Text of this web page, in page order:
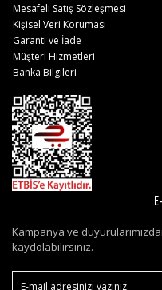
Mesafeli Satış Sözleşmesi
Kişisel Veri Koruması
Garanti ve İade
Müşteri Hizmetleri
Banka Bilgileri
Kampanya ve
kaydolabilirsiniz.